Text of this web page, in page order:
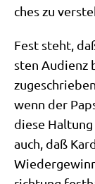
ches zu
Fest steht,
sten Audi­enz
wenn der
die­se
auch, daß